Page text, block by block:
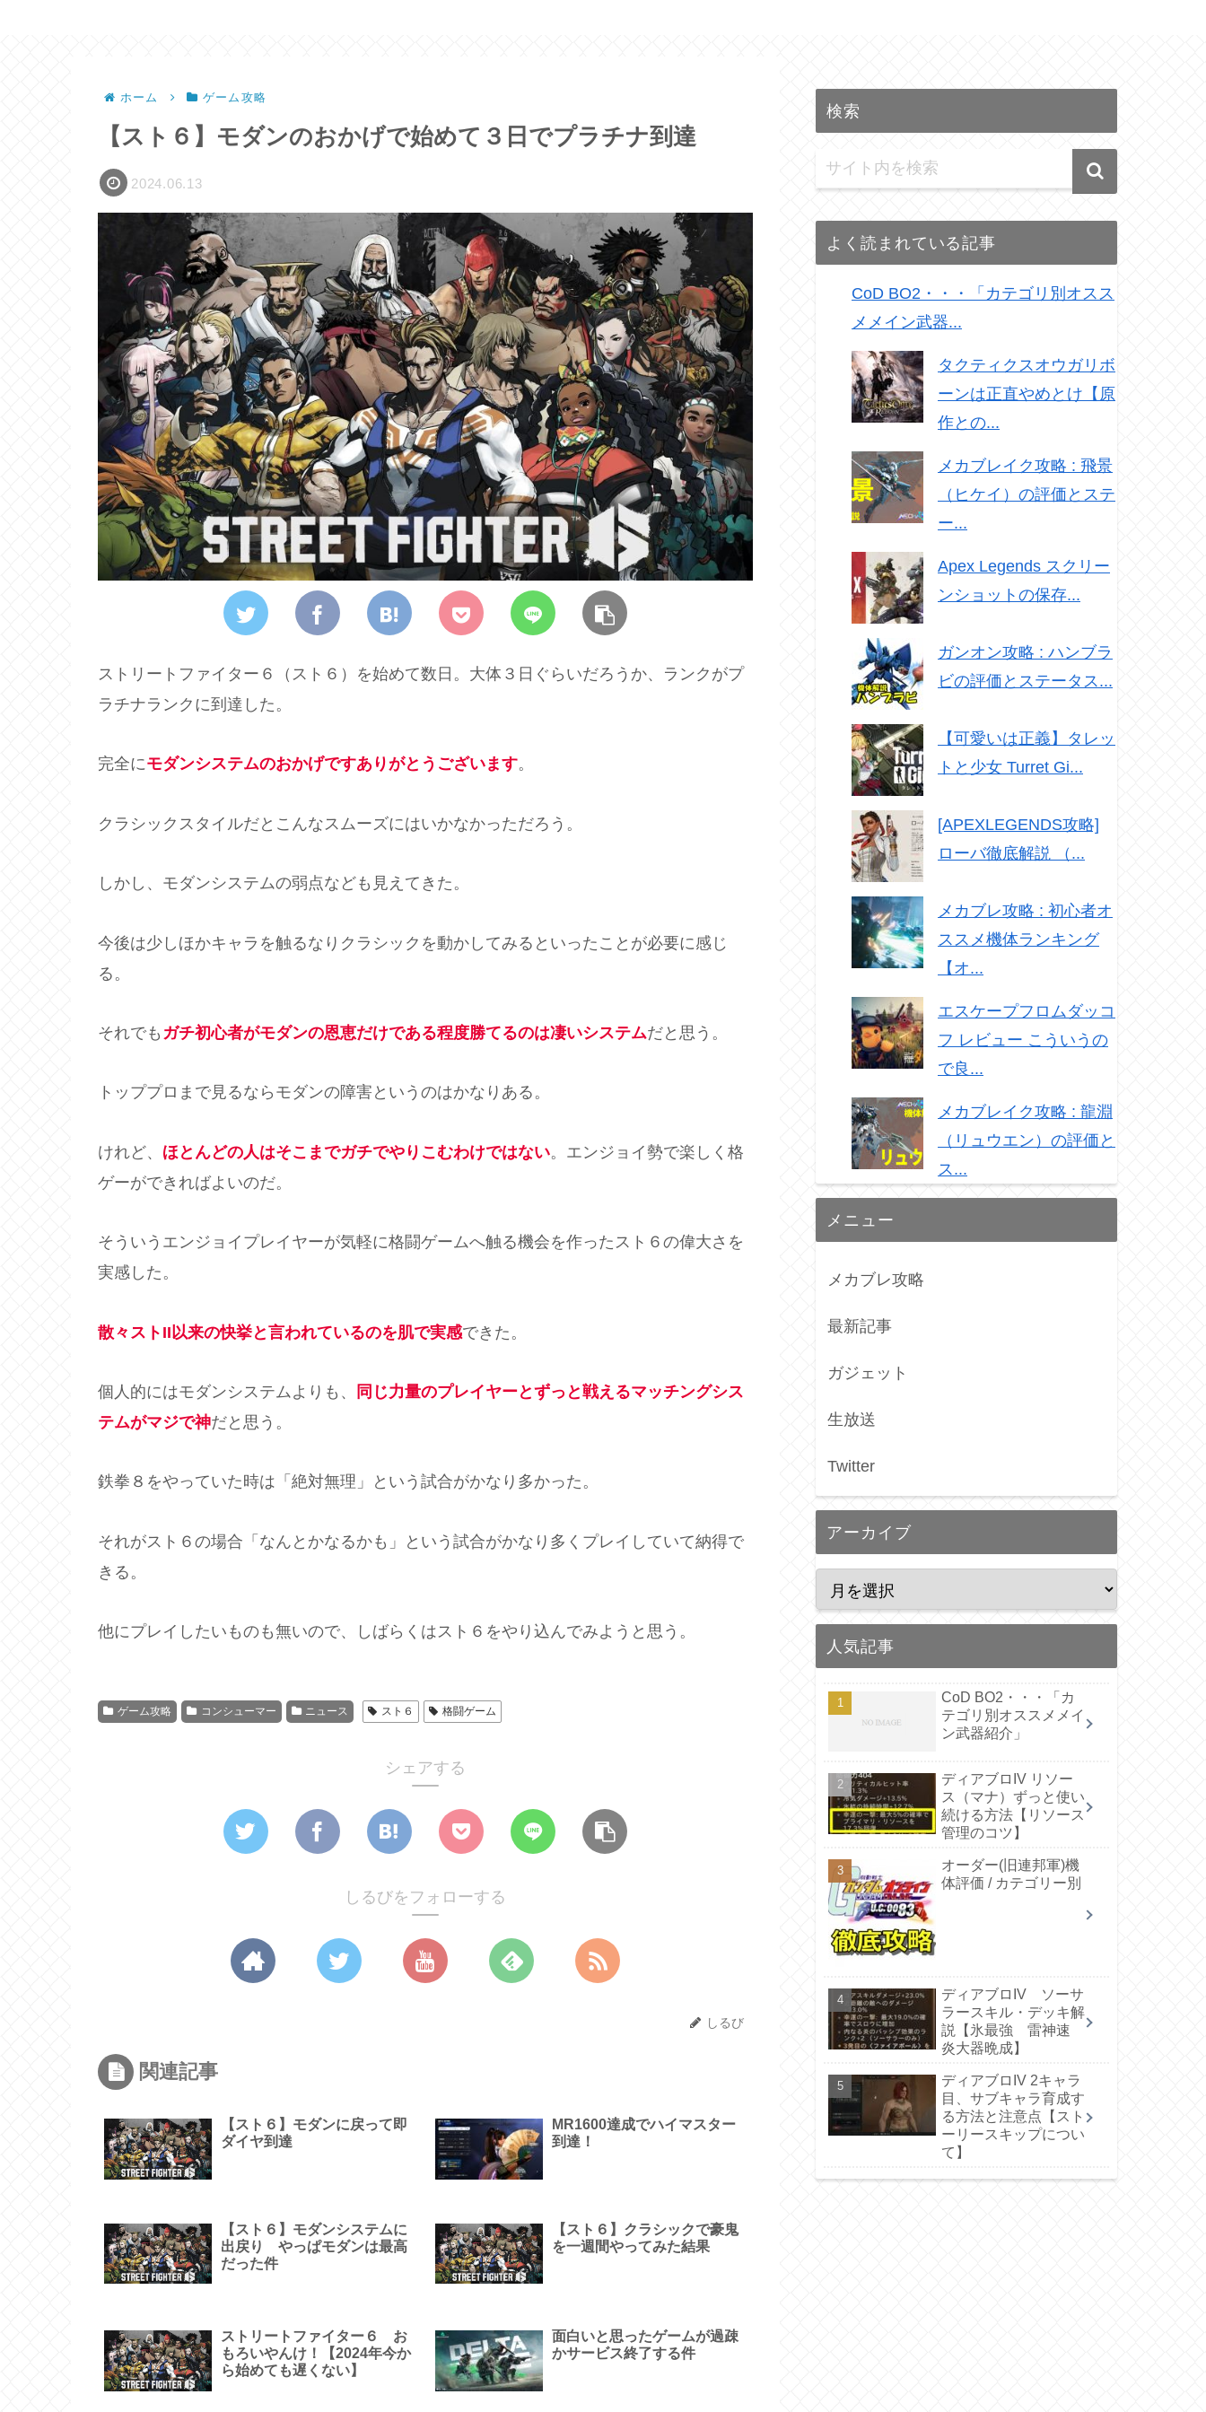
ホーム ゲーム攻略
【スト６】モダンのおかげで始めて３日でプラチナ到達
2024.06.13
ストリートファイター６（スト６）を始めて数日。大体３日ぐらいだろうか、ランクがプ
ラチナランクに到達した。
完全にモダンシステムのおかげですありがとうございます。
クラシックスタイルだとこんなスムーズにはいかなかっただろう。
しかし、モダンシステムの弱点なども見えてきた。
今後は少しほかキャラを触るなりクラシックを動かしてみるといったことが必要に感じ
る。
それでも ガチ初心者がモダンの恩恵だけである程度勝てるのは凄いシステムだと思う。
トッププロまで見るならモダンの障害というのはかなりある。
けれど、 ほとんどの人はそこまでガチでやりこむわけではない。エンジョイ勢で楽しく格
ゲーができればよいのだ。
そういうエンジョイプレイヤーが気軽に格闘ゲームへ触る機会を作ったスト６の偉大さを
実感した。
散々ストII以来の快挙と言われているのを肌で実感できた。
個人的にはモダンシステムよりも、
同じ力量のプレイヤーとずっと戦えるマッチングシス
テムがマジで神だと思う。
鉄拳８をやっていた時は「絶対無理」という試合がかなり多かった。
それがスト６の場合「なんとかなるかも」という試合がかなり多くプレイしていて納得で
きる。
他にプレイしたいものも無いので、しばらくはスト６をやり込んでみようと思う。
ゲーム攻略 コンシューマー ニュース スト６ 格闘ゲーム
シェアする
しるびをフォローする
しるび
関連記事
【スト６】モダンに戻って即
ダイヤ到達
MR1600達成でハイマスター
到達！
【スト６】モダンシステムに
出戻り やっぱモダンは最高
だった件
【スト６】クラシックで豪鬼
を一週間やってみた結果
ストリートファイター６ お
もろいやんけ！【2024年今か
ら始めても遅くない】
面白いと思ったゲームが過疎
かサービス終了する件
検索
よく読まれている記事
CoD BO2・・・「カテゴリ別オスス
メメイン武器...
タクティクスオウガリボ
ーンは正直やめとけ【原
作との...
メカブレイク攻略 : 飛景
（ヒケイ）の評価とステ
ー...
Apex Legends スクリー
ンショットの保存...
ガンオン攻略 : ハンブラ
ビの評価とステータス...
【可愛いは正義】タレッ
トと少女 Turret Gi...
[APEXLEGENDS攻略]
ローバ徹底解説 （...
メカブレ攻略 : 初心者オ
ススメ機体ランキング
【オ...
エスケープフロムダッコ
フ レビュー こういうの
で良...
メカブレイク攻略 : 龍淵
（リュウエン）の評価と
ス...
メニュー
メカブレ攻略
最新記事
ガジェット
生放送
Twitter
アーカイブ
人気記事
CoD BO2・・・「カ
テゴリ別オススメメイ
ン武器紹介」
ディアブロIV リソー
ス（マナ）ずっと使い
続ける方法【リソース
管理のコツ】
オーダー(旧連邦軍)機
体評価 / カテゴリー別
ディアブロIV ソーサ
ラースキル・デッキ解
説【氷最強 雷神速
炎大器晩成】
ディアブロIV 2キャラ
目、サブキャラ育成す
る方法と注意点【スト
ーリースキップについ
て】